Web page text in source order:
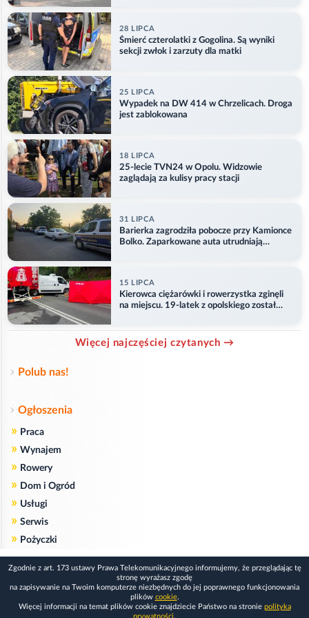
28 LIPCA
Śmierć czterolatki z Gogolina. Są wyniki
sekcji zwłok i zarzuty dla matki
25 LIPCA
Wypadek na DW 414 w Chrzelicach. Droga
jest zablokowana
18 LIPCA
25-lecie TVN24 w Opolu. Widzowie
zaglądają za kulisy pracy stacji
31 LIPCA
Barierka zagrodziła pobocze przy Kamionce
Bolko. Zaparkowane auta utrudniają
15 LIPCA
Kierowca ciężarówki i rowerzystka zginęli
na miejscu. 19-latek z opolskiego został
Więcej najczęściej czytanych →
Polub nas!
Ogłoszenia
» Praca
» Wynajem
» Rowery
» Dom i Ogród
» Usługi
» Serwis
» Pożyczki
Zgodnie z art. 173 ustawy Prawa Telekomunikacyjnego informujemy, że przeglądając tę
stronę wyrażasz zgodę
na zapisywanie na Twoim komputerze niezbędnych do jej poprawnego funkcjonowania
plików cookie.
Więcej informacji na temat plików cookie znajdziecie Państwo na stronie polityka
prywatności.